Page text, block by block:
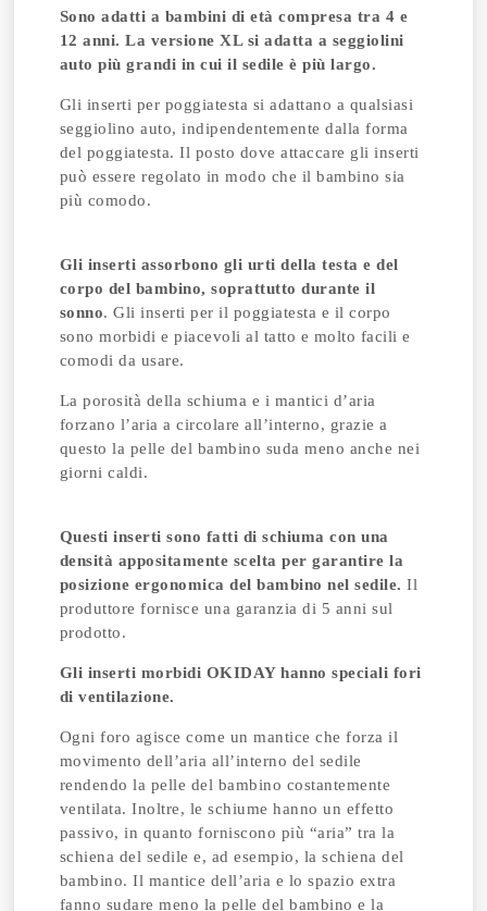
Sono adatti a bambini di età compresa tra 4 e
12 anni. La versione XL si adatta a seggiolini
auto più grandi in cui il sedile è più largo.
Gli inserti per poggiatesta si adattano a qualsiasi
seggiolino auto, indipendentemente dalla forma
del poggiatesta. Il posto dove attaccare gli inserti
può essere regolato in modo che il bambino sia
più comodo.
Gli inserti assorbono gli urti della testa e del
corpo del bambino, soprattutto durante il
sonno. Gli inserti per il poggiatesta e il corpo
sono morbidi e piacevoli al tatto e molto facili e
comodi da usare.
La porosità della schiuma e i mantici d’aria
forzano l’aria a circolare all’interno, grazie a
questo la pelle del bambino suda meno anche nei
giorni caldi.
Questi inserti sono fatti di schiuma con una
densità appositamente scelta per garantire la
posizione ergonomica del bambino nel sedile. Il
produttore fornisce una garanzia di 5 anni sul
prodotto.
Gli inserti morbidi OKIDAY hanno speciali fori
di ventilazione.
Ogni foro agisce come un mantice che forza il
movimento dell’aria all’interno del sedile
rendendo la pelle del bambino costantemente
ventilata. Inoltre, le schiume hanno un effetto
passivo, in quanto forniscono più “aria” tra la
schiena del sedile e, ad esempio, la schiena del
bambino. Il mantice dell’aria e lo spazio extra
fanno sudare meno la pelle del bambino e la